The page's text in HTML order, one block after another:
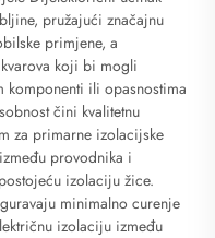
pružajući značajnu
primjene, a
koji bi mogli
komponenti ili opasnostima
čini kvalitetnu
za primarne izolacijske
provodnika i
izolaciju žice.
minimalno curenje
izolaciju između